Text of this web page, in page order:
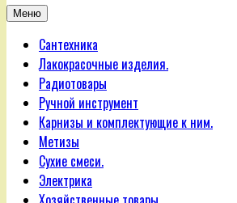
Меню
Сантехника
Лакокрасочные изделия.
Радиотовары
Ручной инструмент
Карнизы и комплектующие к ним.
Метизы
Сухие смеси.
Электрика